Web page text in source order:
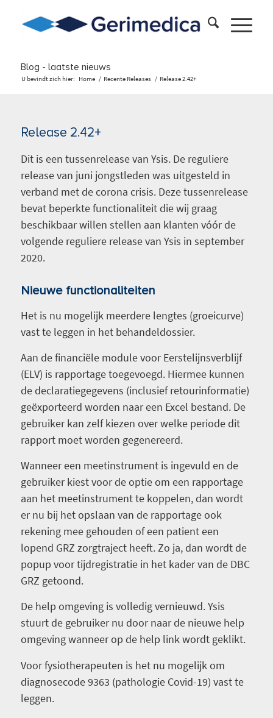
Blog - laatste nieuws
U bevindt zich hier: Home / Recente Releases / Release 2.42+
Release 2.42+
Dit is een tussenrelease van Ysis. De reguliere
release van juni jongstleden was uitgesteld in
verband met de corona crisis. Deze tussenrelease
bevat beperkte functionaliteit die wij graag
beschikbaar willen stellen aan klanten vóór de
volgende reguliere release van Ysis in september
2020.
Nieuwe functionaliteiten
Het is nu mogelijk meerdere lengtes (groeicurve)
vast te leggen in het behandeldossier.
Aan de financiële module voor Eerstelijnsverblijf
(ELV) is rapportage toegevoegd. Hiermee kunnen
de declaratiegegevens (inclusief retourinformatie)
geëxporteerd worden naar een Excel bestand. De
gebruiker kan zelf kiezen over welke periode dit
rapport moet worden gegenereerd.
Wanneer een meetinstrument is ingevuld en de
gebruiker kiest voor de optie om een rapportage
aan het meetinstrument te koppelen, dan wordt
er nu bij het opslaan van de rapportage ook
rekening mee gehouden of een patient een
lopend GRZ zorgtraject heeft. Zo ja, dan wordt de
popup voor tijdregistratie in het kader van de DBC
GRZ getoond.
De help omgeving is volledig vernieuwd. Ysis
stuurt de gebruiker nu door naar de nieuwe help
omgeving wanneer op de help link wordt geklikt.
Voor fysiotherapeuten is het nu mogelijk om
diagnosecode 9363 (pathologie Covid-19) vast te
leggen.